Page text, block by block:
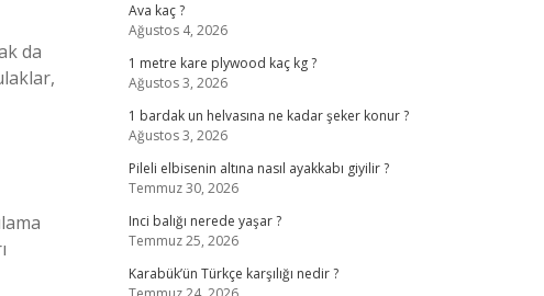
da
Ava kaç ?
Ağustos 4, 2026
1 metre kare plywood kaç kg ?
Ağustos 3, 2026
1 bardak un helvasına ne kadar şeker konur ?
Ağustos 3, 2026
Pileli elbisenin altına nasıl ayakkabı giyilir ?
Temmuz 30, 2026
Inci balığı nerede yaşar ?
Temmuz 25, 2026
Karabük’ün Türkçe karşılığı nedir ?